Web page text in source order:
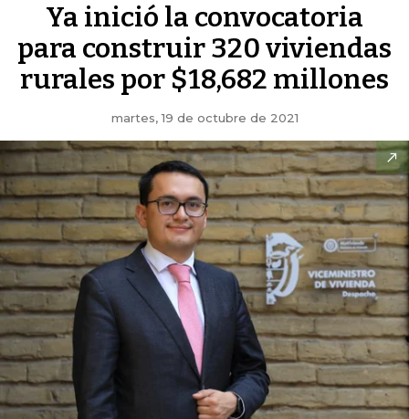
Ya inició la convocatoria
para construir 320 viviendas
rurales por $18,682 millones
martes, 19 de octubre de 2021